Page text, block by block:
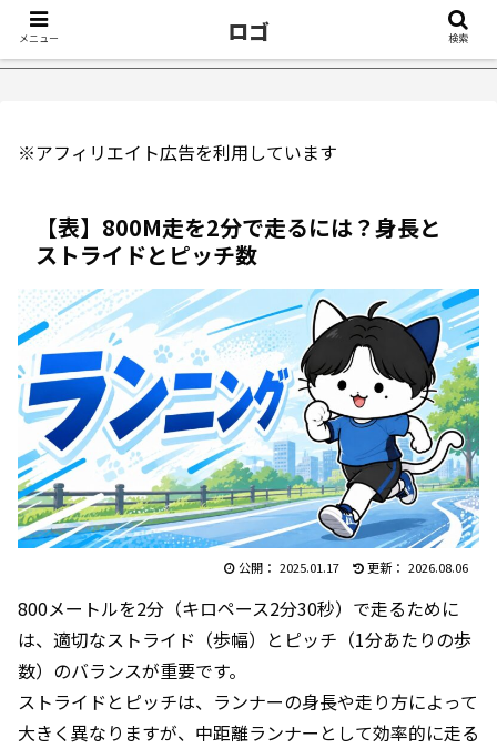
【2万再生】YouTube
※アフィリエイト広告を利用しています
【表】800M走を2分で走るには？身長と
ストライドとピッチ数
2025.01.17 2026.08.06
800メートルを2分（キロペース2分30秒）で走るために
は、適切なストライド（歩幅）とピッチ（1分あたりの歩
数）のバランスが重要です。
ストライドとピッチは、ランナーの身長や走り方によって
大きく異なりますが、中距離ランナーとして効率的に走る
メニュー ロゴ 検索